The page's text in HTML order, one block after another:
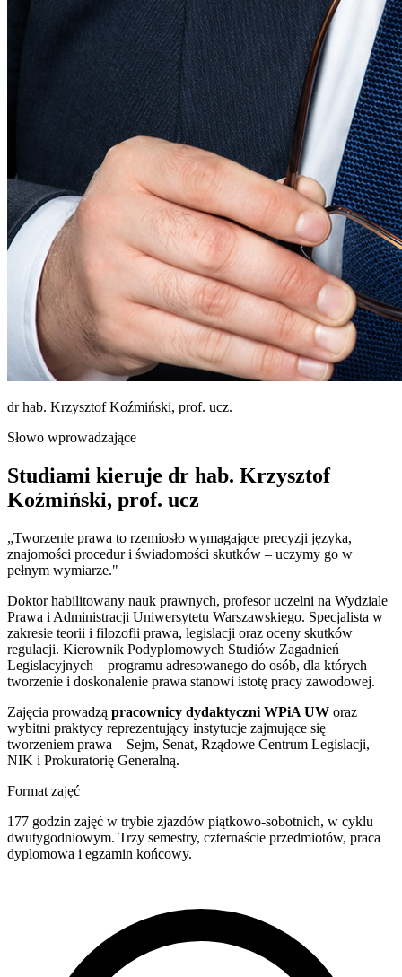
dr hab. Krzysztof Koźmiński, prof. ucz.
Słowo wprowadzające
Studiami kieruje dr hab. Krzysztof
Koźmiński, prof. ucz
„Tworzenie prawa to rzemiosło wymagające precyzji języka,
znajomości procedur i świadomości skutków – uczymy go w
pełnym wymiarze."
Doktor habilitowany nauk prawnych, profesor uczelni na Wydziale
Prawa i Administracji Uniwersytetu Warszawskiego. Specjalista w
zakresie teorii i filozofii prawa, legislacji oraz oceny skutków
regulacji. Kierownik Podyplomowych Studiów Zagadnień
Legislacyjnych – programu adresowanego do osób, dla których
tworzenie i doskonalenie prawa stanowi istotę pracy zawodowej.
Zajęcia prowadzą pracownicy dydaktyczni WPiA UW oraz
wybitni praktycy reprezentujący instytucje zajmujące się
tworzeniem prawa – Sejm, Senat, Rządowe Centrum Legislacji,
NIK i Prokuratorię Generalną.
Format zajęć
177 godzin zajęć w trybie zjazdów piątkowo-sobotnich, w cyklu
dwutygodniowym. Trzy semestry, czternaście przedmiotów, praca
dyplomowa i egzamin końcowy.